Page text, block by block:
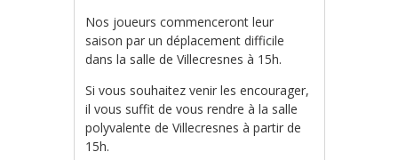
Nos joueurs commenceront leur
saison par un déplacement difficile
dans la salle de Villecresnes à 15h.
Si vous souhaitez venir les encourager,
il vous suffit de vous rendre à la salle
polyvalente de Villecresnes à partir de
15h.